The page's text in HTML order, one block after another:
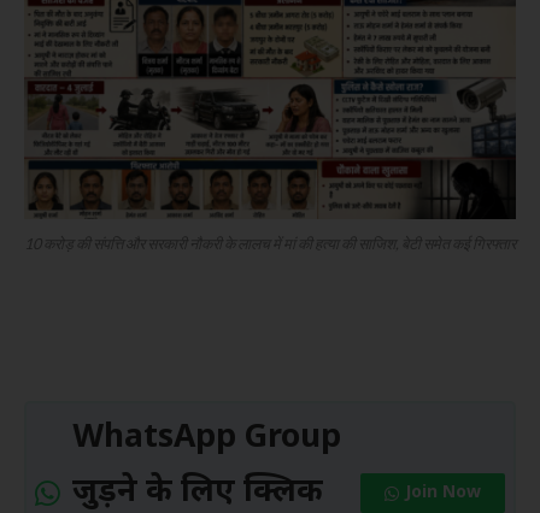
10 करोड़ की संपत्ति और सरकारी नौकरी के लालच में मां की हत्या की साजिश, बेटी समेत कई गिरफ्तार
WhatsApp Group
जुड़ने के लिए क्लिक
Join Now